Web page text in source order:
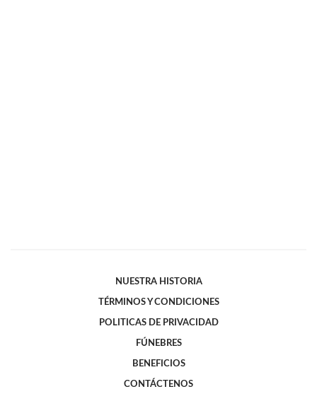
NUESTRA HISTORIA
TÉRMINOS Y CONDICIONES
POLITICAS DE PRIVACIDAD
FÚNEBRES
BENEFICIOS
CONTÁCTENOS